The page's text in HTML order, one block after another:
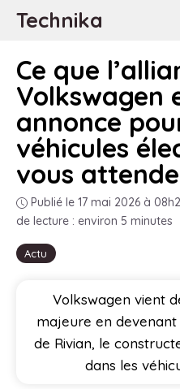
AllerTechnika
Actu
Ce que
Volkswagen
annonce
véhicules
vous
Publié le 17 mai 2026 à
de lecture : environ 5 minutes
Volkswagen vient
majeure en
de Rivian, le
dans les